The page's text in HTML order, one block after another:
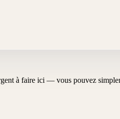
à faire ici — vous pouvez